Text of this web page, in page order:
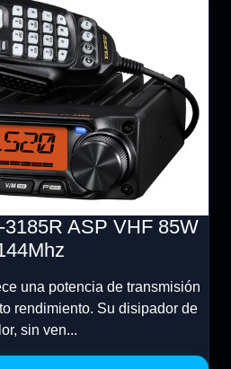
3185R ASP VHF 85W
una potencia de transmisión
rendimiento. Su disipador de
sin ven...